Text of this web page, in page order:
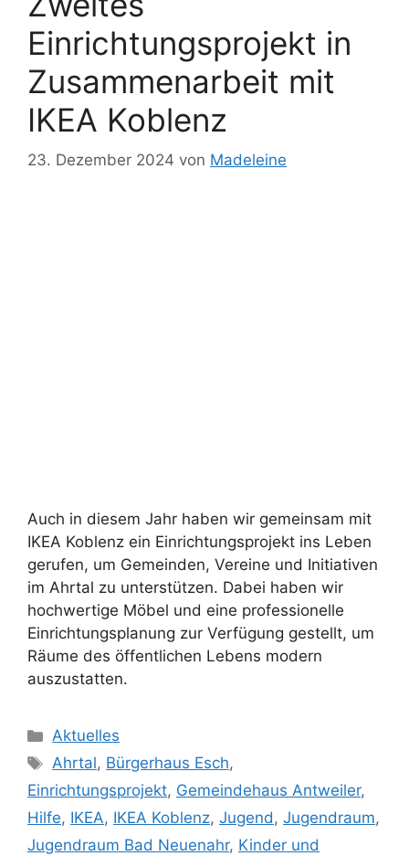
Einrichtungsprojekt in
Zusammenarbeit mit
IKEA Koblenz
23. Dezember 2024 von Madeleine
Auch in diesem Jahr haben wir gemeinsam mit
IKEA Koblenz ein Einrichtungsprojekt ins Leben
gerufen, um Gemeinden, Vereine und Initiativen
im Ahrtal zu unterstützen. Dabei haben wir
hochwertige Möbel und eine professionelle
Einrichtungsplanung zur Verfügung gestellt, um
Räume des öffentlichen Lebens modern
auszustatten.
Aktuelles
Ahrtal, Bürgerhaus Esch,
Einrichtungsprojekt, Gemeindehaus Antweiler,
Hilfe, IKEA, IKEA Koblenz, Jugend, Jugendraum,
Jugendraum Bad Neuenahr, Kinder und